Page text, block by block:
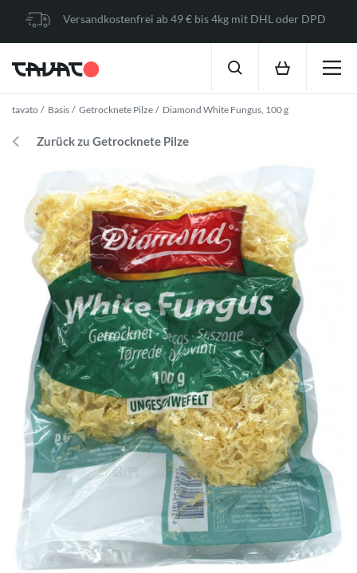
Versandkostenfrei ab 49 € bis 4kg mit DHL oder DPD
tavato Basis Getrocknete Pilze Diamond White Fungus, 100 g
Zurück zu Getrocknete Pilze